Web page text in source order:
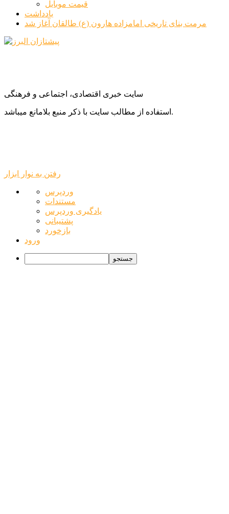
قیمت موبایل
یادداشت
مرمت بنای تاریخی امامزاده هارون (ع) طالقان آغاز شد
سایت خبری اقتصادی، اجتماعی و فرهنگی
استفاده از مطالب سایت با ذکر منبع بلامانع میباشد.
رفتن به نوار ابزار
درباره
وردپرس
وردپرس
مستندات
یادگیری وردپرس
پشتیبانی
بازخورد
ورود
جستجو